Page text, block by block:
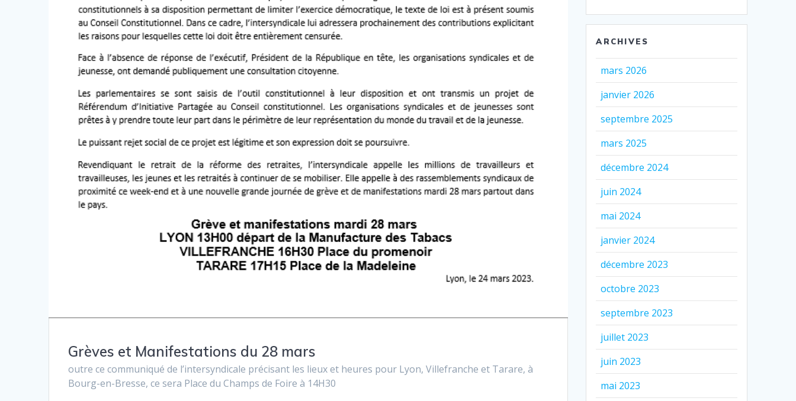
Grèves et Manifestations du 28 mars
outre ce communiqué de l’intersyndicale précisant les lieux et heures pour Lyon, Villefranche et Tarare, à
Bourg-en-Bresse, ce sera Place du Champs de Foire à 14H30
ARCHIVES
mars 2026
janvier 2026
septembre 2025
mars 2025
décembre 2024
juin 2024
mai 2024
janvier 2024
décembre 2023
octobre 2023
septembre 2023
juillet 2023
juin 2023
mai 2023